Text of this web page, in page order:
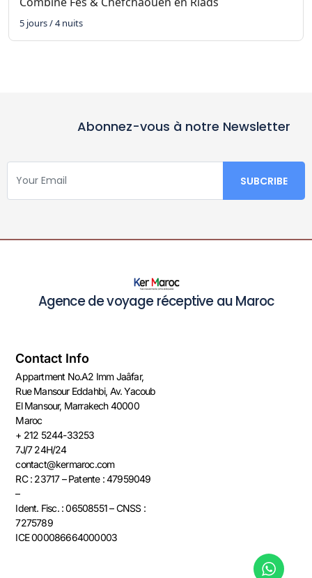
5 jours / 4 nuits
Abonnez-vous à notre Newsletter
Agence de voyage réceptive au Maroc
Contact Info
Appartment No.A2 Imm Jaâfar,
Rue Mansour Eddahbi, Av. Yacoub
El Mansour, Marrakech 40000
Maroc​​
+ 212 5244-33253
7J/7 24H/24
contact@kermaroc.com​
RC : 23717 – Patente : 47959049
–
Ident. Fisc. : 06508551 – CNSS :
7275789
ICE 000086664000003